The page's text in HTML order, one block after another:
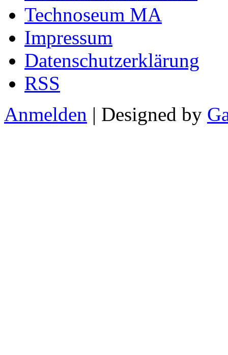
Technoseum MA
Impressum
Datenschutzerklärung
RSS
Anmelden | Designed by